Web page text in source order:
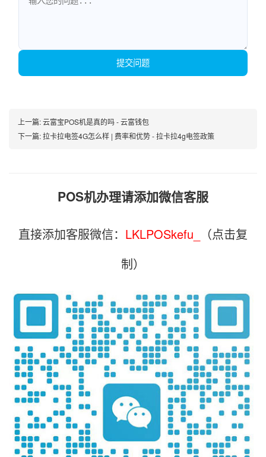
提交问题
上一篇:云富宝POS机是真的吗 - 云富钱包
下一篇:拉卡拉电签4G怎么样 | 费率和优势 - 拉卡拉4g电签政策
POS机办理请添加微信客服
直接添加客服微信： LKLPOSkefu_
（点击复
制）